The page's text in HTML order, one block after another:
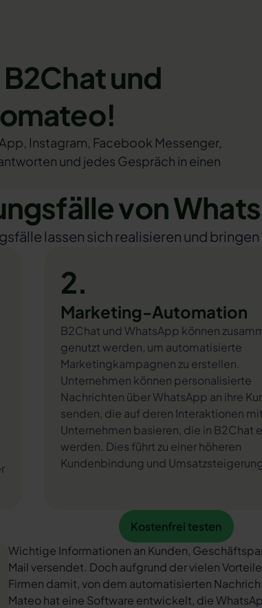
und
Instagram, Facebook Messenger,
und jedes Gespräch in einen
von
lassen sich realisieren und
2.
Marketing-Automation
B2Chat und WhatsApp können
genutzt werden, um automatisierte
Marketingkampagnen zu erstellen.
Unternehmen können personalisierte
Nachrichten über WhatsApp an ihre
senden, die auf deren Interaktionen
Unternehmen basieren, die in B2Chat
werden. Dies führt zu einer höheren
Kundenbindung und
Kostenfrei testen
Kostenfrei testen
Wichtige Informationen an Kunden,
Mail versendet. Doch aufgrund der vielen
Firmen damit, von dem automatisierten
Mateo hat eine Software entwickelt, die